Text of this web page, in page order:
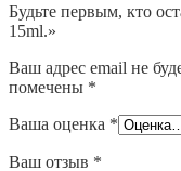
Будьте первым, кто
15ml.»
Ваш адрес email не
помечены *
Ваша оценка *
Ваш отзыв *